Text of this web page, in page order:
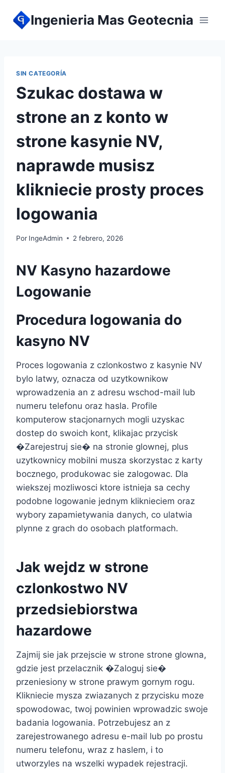
Ingenieria Mas Geotecnia
SIN CATEGORÍA
Szukac dostawa w
strone an z konto w
strone kasynie NV,
naprawde musisz
klikniecie prosty proces
logowania
Por IngeAdmin 2 febrero, 2026
NV Kasyno hazardowe
Logowanie
Procedura logowania do
kasyno NV
Proces logowania z czlonkostwo z kasynie NV
bylo latwy, oznacza od uzytkownikow
wprowadzenia an z adresu wschod-mail lub
numeru telefonu oraz hasla. Profile
komputerow stacjonarnych mogli uzyskac
dostep do swoich kont, klikajac przycisk
�Zarejestruj sie� na stronie glownej, plus
uzytkownicy mobilni musza skorzystac z karty
bocznego, produkowac sie zalogowac. Dla
wiekszej mozliwosci ktore istnieja sa cechy
podobne logowanie jednym kliknieciem oraz
wybory zapamietywania danych, co ulatwia
plynne z grach do osobach platformach.
Jak wejdz w strone
czlonkostwo NV
przedsiebiorstwa
hazardowe
Zajmij sie jak przejscie w strone strone glowna,
gdzie jest przelacznik �Zaloguj sie�
przeniesiony w strone prawym gornym rogu.
Klikniecie mysza zwiazanych z przycisku moze
spowodowac, twoj powinien wprowadzic swoje
badania logowania. Potrzebujesz an z
zarejestrowanego adresu e-mail lub po prostu
numeru telefonu, wraz z haslem, i to
utworzyles na wszelki wypadek rejestracji.